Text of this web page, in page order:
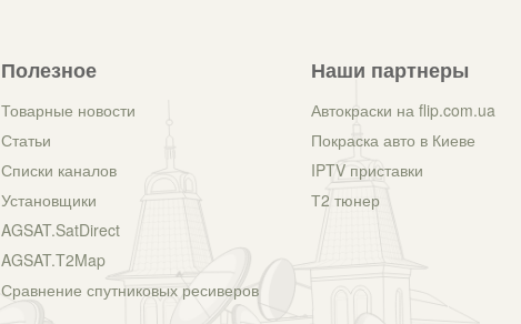
Полезное
Товарные новости
Статьи
Списки каналов
Установщики
AGSAT.SatDirect
AGSAT.T2Map
Сравнение спутниковых ресиверов
Наши партнеры
Автокраски на flip.com.ua
Покраска авто в Киеве
IPTV приставки
Т2 тюнер